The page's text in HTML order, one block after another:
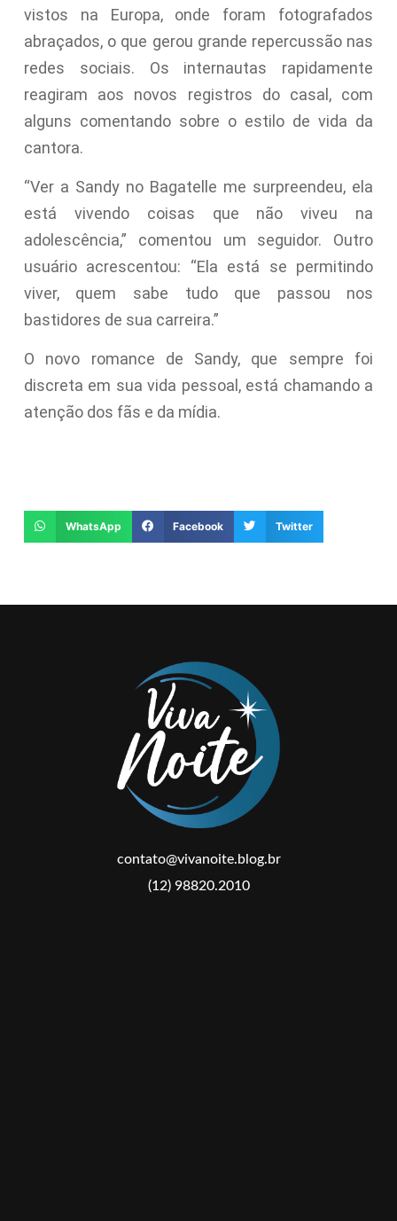
vistos na Europa, onde foram fotografados
abraçados, o que gerou grande repercussão nas
redes sociais. Os internautas rapidamente
reagiram aos novos registros do casal, com
alguns comentando sobre o estilo de vida da
cantora.
“Ver a Sandy no Bagatelle me surpreendeu, ela
está vivendo coisas que não viveu na
adolescência,” comentou um seguidor. Outro
usuário acrescentou: “Ela está se permitindo
viver, quem sabe tudo que passou nos
bastidores de sua carreira.”
O novo romance de Sandy, que sempre foi
discreta em sua vida pessoal, está chamando a
atenção dos fãs e da mídia.
WhatsApp Facebook Twitter
contato@vivanoite.blog.br
(12) 98820.2010